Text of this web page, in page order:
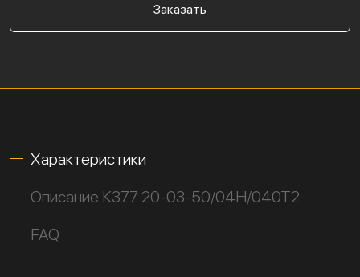
Заказать
Характеристики
Описание К377 20-03-50/04Н/040Т2
FAQ